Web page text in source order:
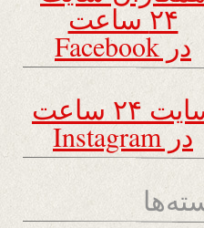
۲۴ ساعت
در Facebook
سایت ۲۴ ساعت
در Instagram